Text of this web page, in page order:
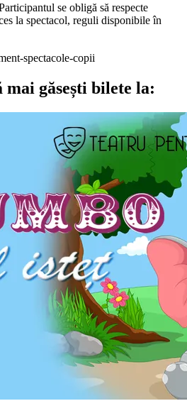
se obligă să respecte
la spectacol, reguli disponibile în
spectacole-copii
mai găsești bilete la: